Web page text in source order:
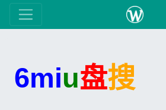
6miu盘搜